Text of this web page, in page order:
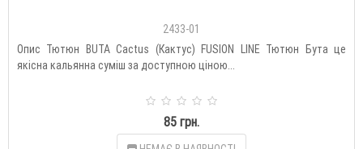
2433-01
Опис Тютюн BUTA Cactus (Кактус) FUSION LINE Тютюн Бута це
якісна кальянна суміш за доступною ціною...
85 грн.